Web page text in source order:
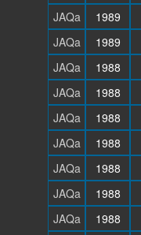
JAQa
1989
JAQa
1989
JAQa
1988
JAQa
1988
JAQa
1988
JAQa
1988
JAQa
1988
JAQa
1988
JAQa
1988